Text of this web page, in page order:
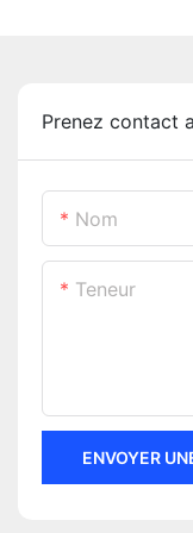
Prenez contact
Nom
Teneur
ENVOYER